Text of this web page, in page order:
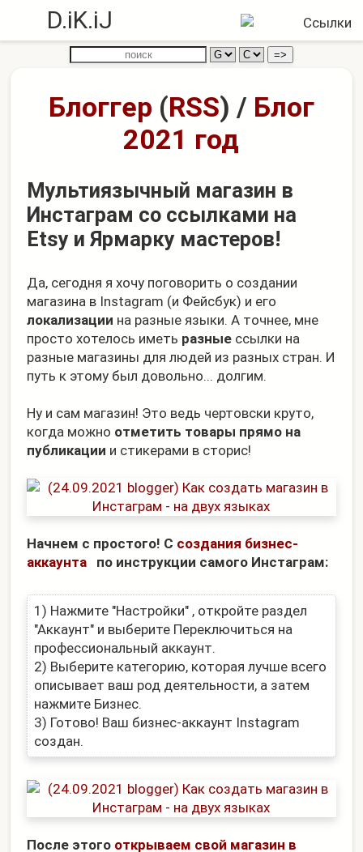
D.iK.iJ
Блоггер (RSS) / Блог
2021 год
Мультиязычный магазин в
Инстаграм со ссылками на
Etsy и Ярмарку мастеров!
Да, сегодня я хочу поговорить о создании
магазина в Instagram (и Фейсбук) и его
локализации на разные языки. А точнее, мне
просто хотелось иметь разные ссылки на
разные магазины для людей из разных стран. И
путь к этому был довольно... долгим.
Ну и сам магазин! Это ведь чертовски круто,
когда можно отметить товары прямо на
публикации и стикерами в сторис!
Начнем с простого! С создания бизнес-
аккаунта
по инструкции самого Инстаграм:
1) Нажмите "Настройки" , откройте раздел
"Аккаунт" и выберите Переключиться на
профессиональный аккаунт.
2) Выберите категорию, которая лучше всего
описывает ваш род деятельности, а затем
нажмите Бизнес.
3) Готово! Ваш бизнес-аккаунт Instagram
создан.
После этого открываем свой магазин в